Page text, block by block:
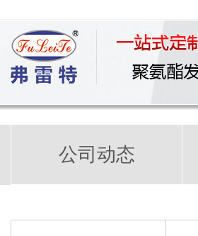
公司动态